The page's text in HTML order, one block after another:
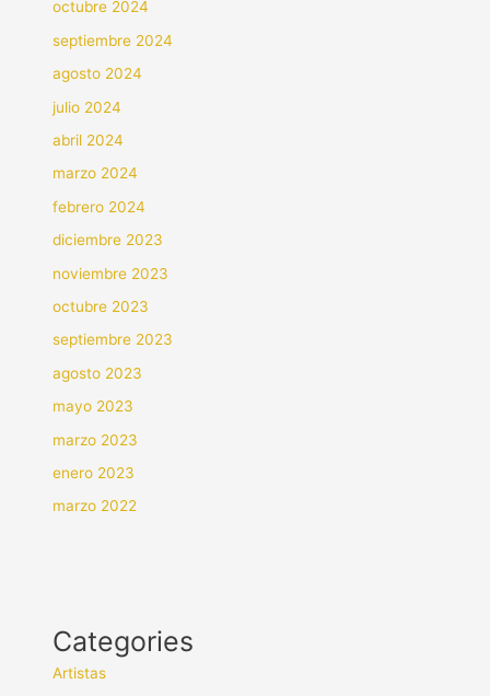
octubre 2024
septiembre 2024
agosto 2024
julio 2024
abril 2024
marzo 2024
febrero 2024
diciembre 2023
noviembre 2023
octubre 2023
septiembre 2023
agosto 2023
mayo 2023
marzo 2023
enero 2023
marzo 2022
Categories
Artistas